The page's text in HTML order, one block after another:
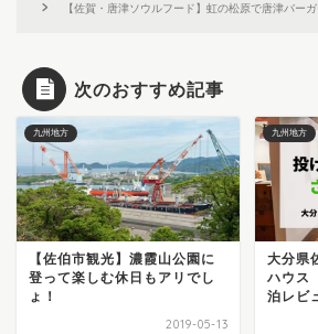
【佐賀・唐津ソウルフード】虹の松原で唐津バー
次のおすすめ記事
九州地方
【佐伯市観光】濃霞山公園に
登って楽しむ休日もアリでし
ょ！
2019-05-13
九州地方
大分県
ハウス
泊レビ